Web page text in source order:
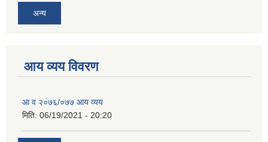
अन्य
आय व्यय विवरण
आ व २०७६/०७७ आय व्यय
मिति: 06/19/2021 - 20:20